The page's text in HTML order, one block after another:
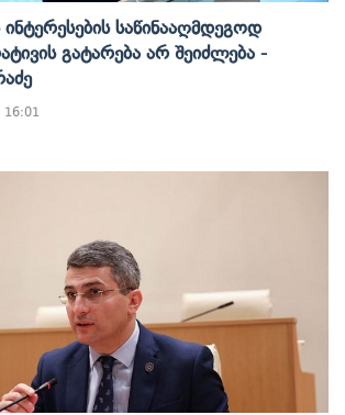
Საწინააღმდეგოდ
Გატარება Არ Შეიძლება -
16:01